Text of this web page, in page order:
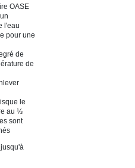
OASE
l'eau
pour une
de
de
le
au ⅓
sont